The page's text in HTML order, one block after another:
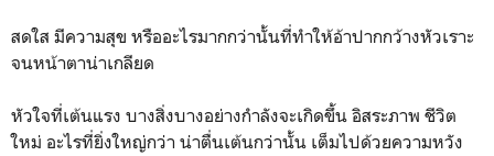
สดใส มีความสุข หรืออะไรมากกว่านั้นที่ทำให้อ้าปากกว้างหัวเราะ
จนหน้าตาน่าเกลียด
หัวใจที่เต้นแรง บางสิ่งบางอย่างกำลังจะเกิดขึ้น อิสระภาพ ชีวิต
ใหม่ อะไรที่ยิ่งใหญ่กว่า น่าตื่นเต้นกว่านั้น เต็มไปด้วยความหวัง